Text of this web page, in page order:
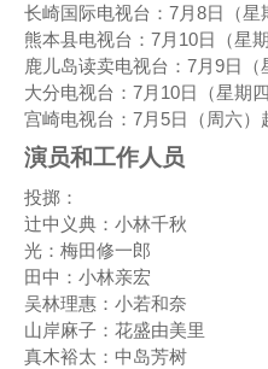
长崎国际电视台：7月8日（星
熊本县电视台：7月10日（星
鹿儿岛读卖电视台：7月9日（
大分电视台：7月10日（星期
宫崎电视台：7月5日（周六）
演员和工作人员
投掷：
辻中义典：小林千秋
光：梅田修一郎
田中：小林亲宏
吴林理惠：小若和奈
山岸麻子：花盛由美里
真木裕太：中岛芳树